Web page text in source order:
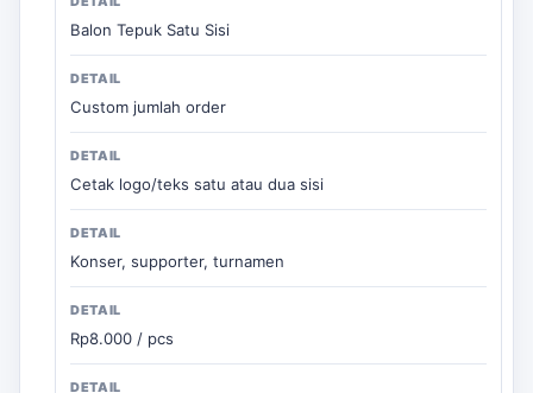
Balon Tepuk Satu Sisi
Custom jumlah order
Cetak logo/teks satu atau dua sisi
Konser, supporter, turnamen
Rp8.000 / pcs